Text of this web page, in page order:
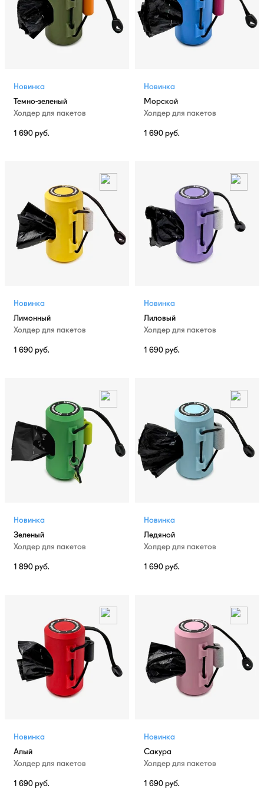
Новинка
Темно-зеленый
Холдер для пакетов
1 690 руб.
Новинка
Морской
Холдер для пакетов
1 690 руб.
Новинка
Лимонный
Холдер для пакетов
1 690 руб.
Новинка
Лиловый
Холдер для пакетов
1 690 руб.
Новинка
Зеленый
Холдер для пакетов
1 890 руб.
Новинка
Ледяной
Холдер для пакетов
1 690 руб.
Новинка
Алый
Холдер для пакетов
1 690 руб.
Новинка
Сакура
Холдер для пакетов
1 690 руб.